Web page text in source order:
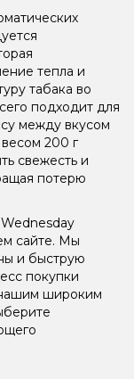
тепла и
табака во
подходит для
между вкусом
200 г
свежесть и
потерю
сайте. Мы
и быструю
покупки
широким